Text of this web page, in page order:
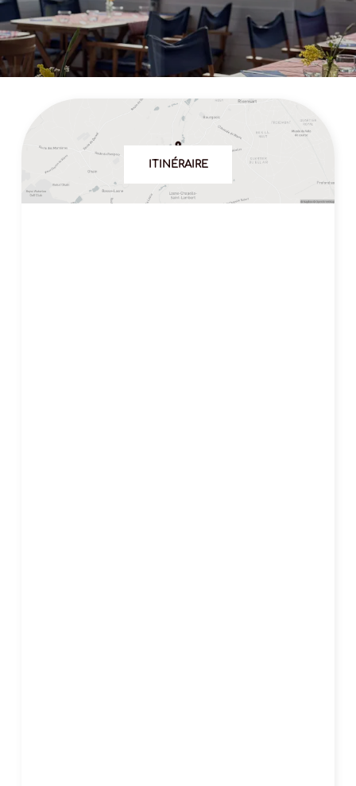
ITINÉRAIRE